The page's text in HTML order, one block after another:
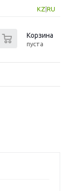
KZ RU
Корзина
пуста